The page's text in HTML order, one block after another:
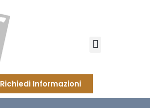
Richiedi Informazioni